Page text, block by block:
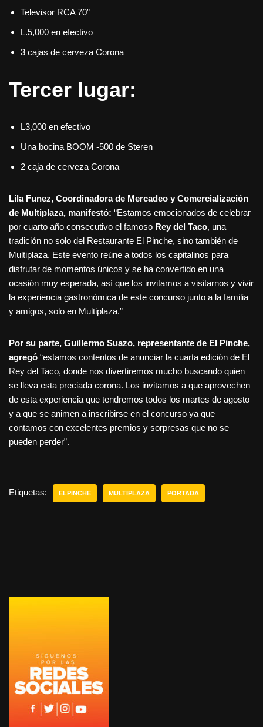
Televisor RCA 70”
L.5,000 en efectivo
3 cajas de cerveza Corona
Tercer lugar:
L3,000 en efectivo
Una bocina BOOM -500 de Steren
2 caja de cerveza Corona
Lila Funez, Coordinadora de Mercadeo y Comercialización
de Multiplaza, manifestó: “Estamos emocionados de celebrar
por cuarto año consecutivo el famoso Rey del Taco, una
tradición no solo del Restaurante El Pinche, sino también de
Multiplaza. Este evento reúne a todos los capitalinos para
disfrutar de momentos únicos y se ha convertido en una
ocasión muy esperada, así que los invitamos a visitarnos y vivir
la experiencia gastronómica de este concurso junto a la familia
y amigos, solo en Multiplaza.”
Por su parte, Guillermo Suazo, representante de El Pinche,
agregó “estamos contentos de anunciar la cuarta edición de El
Rey del Taco, donde nos divertiremos mucho buscando quien
se lleva esta preciada corona. Los invitamos a que aprovechen
de esta experiencia que tendremos todos los martes de agosto
y a que se animen a inscribirse en el concurso ya que
contamos con excelentes premios y sorpresas que no se
pueden perder”.
Etiquetas: ELPINCHE MULTIPLAZA PORTADA